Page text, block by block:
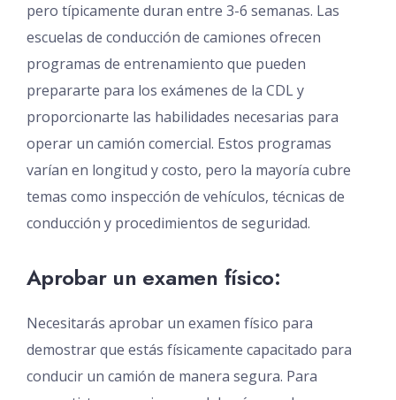
pero típicamente duran entre 3-6 semanas. Las
escuelas de conducción de camiones ofrecen
programas de entrenamiento que pueden
prepararte para los exámenes de la CDL y
proporcionarte las habilidades necesarias para
operar un camión comercial. Estos programas
varían en longitud y costo, pero la mayoría cubre
temas como inspección de vehículos, técnicas de
conducción y procedimientos de seguridad.
Aprobar un examen físico:
Necesitarás aprobar un examen físico para
demostrar que estás físicamente capacitado para
conducir un camión de manera segura. Para